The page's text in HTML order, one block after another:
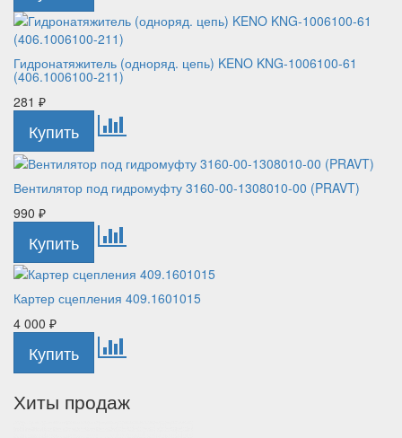
Гидронатяжитель (одноряд. цепь) KENO KNG-1006100-61
(406.1006100-211)
281 ₽
Вентилятор под гидромуфту 3160-00-1308010-00 (PRAVT)
990 ₽
Картер сцепления 409.1601015
4 000 ₽
Хиты продаж